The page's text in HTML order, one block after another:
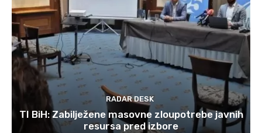
RADAR DESK
TI BiH: Zabilježene masovne zloupotrebe javnih
resursa pred izbore